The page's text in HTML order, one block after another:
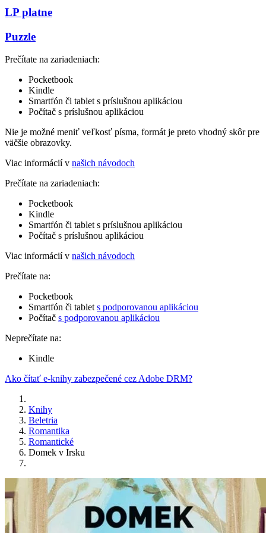
LP platne
Puzzle
Prečítate na zariadeniach:
Pocketbook
Kindle
Smartfón či tablet s príslušnou aplikáciou
Počítač s príslušnou aplikáciou
Nie je možné meniť veľkosť písma, formát je preto vhodný skôr pre
väčšie obrazovky.
Viac informácií v našich návodoch
Prečítate na zariadeniach:
Pocketbook
Kindle
Smartfón či tablet s príslušnou aplikáciou
Počítač s príslušnou aplikáciou
Viac informácií v našich návodoch
Prečítate na:
Pocketbook
Smartfón či tablet s podporovanou aplikáciou
Počítač s podporovanou aplikáciou
Neprečítate na:
Kindle
Ako čítať e-knihy zabezpečené cez Adobe DRM?
Knihy
Beletria
Romantika
Romantické
Domek v Irsku